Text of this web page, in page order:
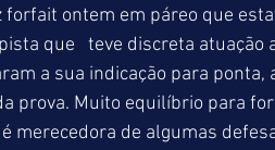
forfait ontem em páreo que
que   teve discreta
a sua indicação para
prova. Muito equilíbrio para
merecedora de algumas